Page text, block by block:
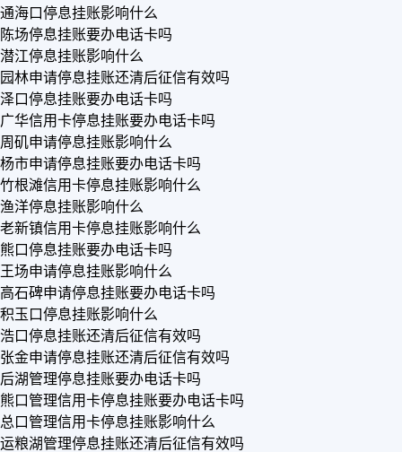
通海口停息挂账影响什么
陈场停息挂账要办电话卡吗
潜江停息挂账影响什么
园林申请停息挂账还清后征信有效吗
泽口停息挂账要办电话卡吗
广华信用卡停息挂账要办电话卡吗
周矶申请停息挂账影响什么
杨市申请停息挂账要办电话卡吗
竹根滩信用卡停息挂账影响什么
渔洋停息挂账影响什么
老新镇信用卡停息挂账影响什么
熊口停息挂账要办电话卡吗
王场申请停息挂账影响什么
高石碑申请停息挂账要办电话卡吗
积玉口停息挂账影响什么
浩口停息挂账还清后征信有效吗
张金申请停息挂账还清后征信有效吗
后湖管理停息挂账要办电话卡吗
熊口管理信用卡停息挂账要办电话卡吗
总口管理信用卡停息挂账影响什么
运粮湖管理停息挂账还清后征信有效吗